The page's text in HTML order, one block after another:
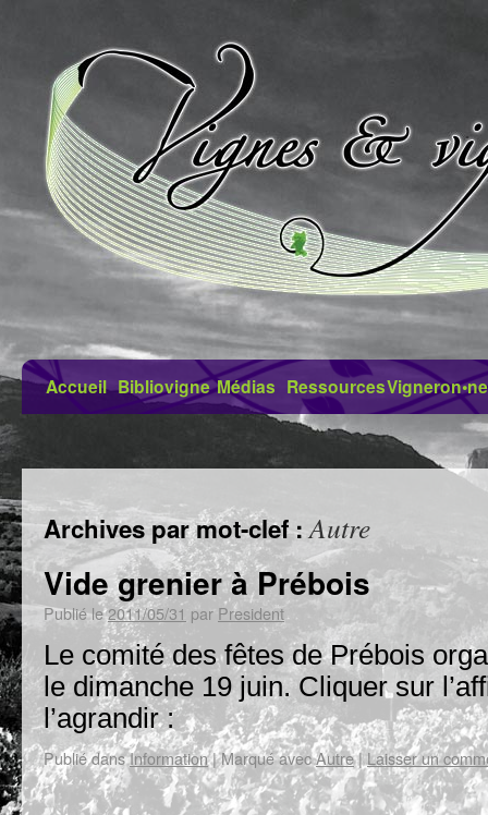
Accueil Bibliovigne Médias Ressources
Archives par mot-clef :Autre
Vide grenier à Prébois
Publié le2011/05/31 par President
Le comité des fêtes de Prébois
le dimanche 19 juin. Cliquer sur
l’agrandir :
Publié dansInformation|Marqué avecAutre| Laisser un